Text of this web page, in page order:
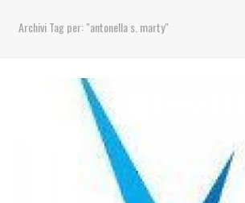
Archivi Tag per: "antonella s. marty"